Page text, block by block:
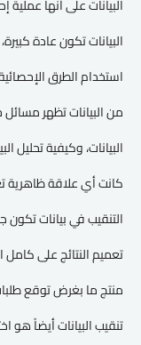
البيانات على أنها عملية
البيانات تكون عادة
استخدام الطرق
من البيانات تظهر
البيانات، وكيفية تحليل
كانت أي علاقة ظاهرية
التنقيب في بيانات
تعميم النتائج على كامل
منتج ما بغرض توقع
تنقيب البيانات أيضاً هو